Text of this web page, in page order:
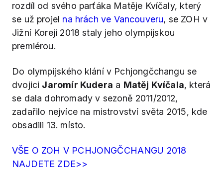
rozdíl od svého parťáka Matěje Kvíčaly, který
se už projel na hrách ve Vancouveru, se ZOH v
Jižní Koreji 2018 staly jeho olympijskou
premiérou.
Do olympijského klání v Pchjongčchangu se
dvojici Jaromír Kudera a Matěj Kvíčala, která
se dala dohromady v sezoně 2011/2012,
zadařilo nejvíce na mistrovství světa 2015, kde
obsadili 13. místo.
VŠE O ZOH V PCHJONGČCHANGU 2018
NAJDETE ZDE>>